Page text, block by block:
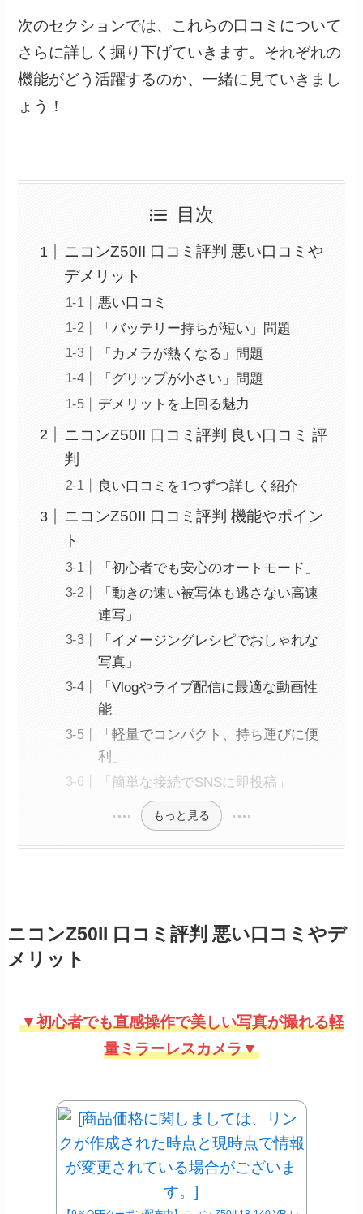
次のセクションでは、これらの口コミについて
さらに詳しく掘り下げていきます。それぞれの
機能がどう活躍するのか、一緒に見ていきまし
ょう！
目次
ニコンZ50II 口コミ評判 悪い口コミや
デメリット
悪い口コミ
「バッテリー持ちが短い」問題
「カメラが熱くなる」問題
「グリップが小さい」問題
デメリットを上回る魅力
ニコンZ50II 口コミ評判 良い口コミ 評
判
良い口コミを1つずつ詳しく紹介
ニコンZ50II 口コミ評判 機能やポイン
ト
「初心者でも安心のオートモード」
「動きの速い被写体も逃さない高速
連写」
「イメージングレシピでおしゃれな
写真」
「Vlogやライブ配信に最適な動画性
能」
「軽量でコンパクト、持ち運びに便
利」
「簡単な接続でSNSに即投稿」
もっと見る
ニコンZ50II 口コミ評判 悪い口コミやデ
メリット
▼初心者でも直感操作で美しい写真が撮れる軽
量ミラーレスカメラ▼